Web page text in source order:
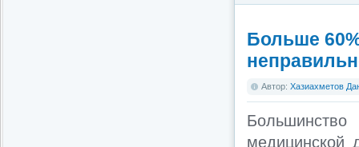
Больше
Автор: Хазиахметов
Большинство
медицинской